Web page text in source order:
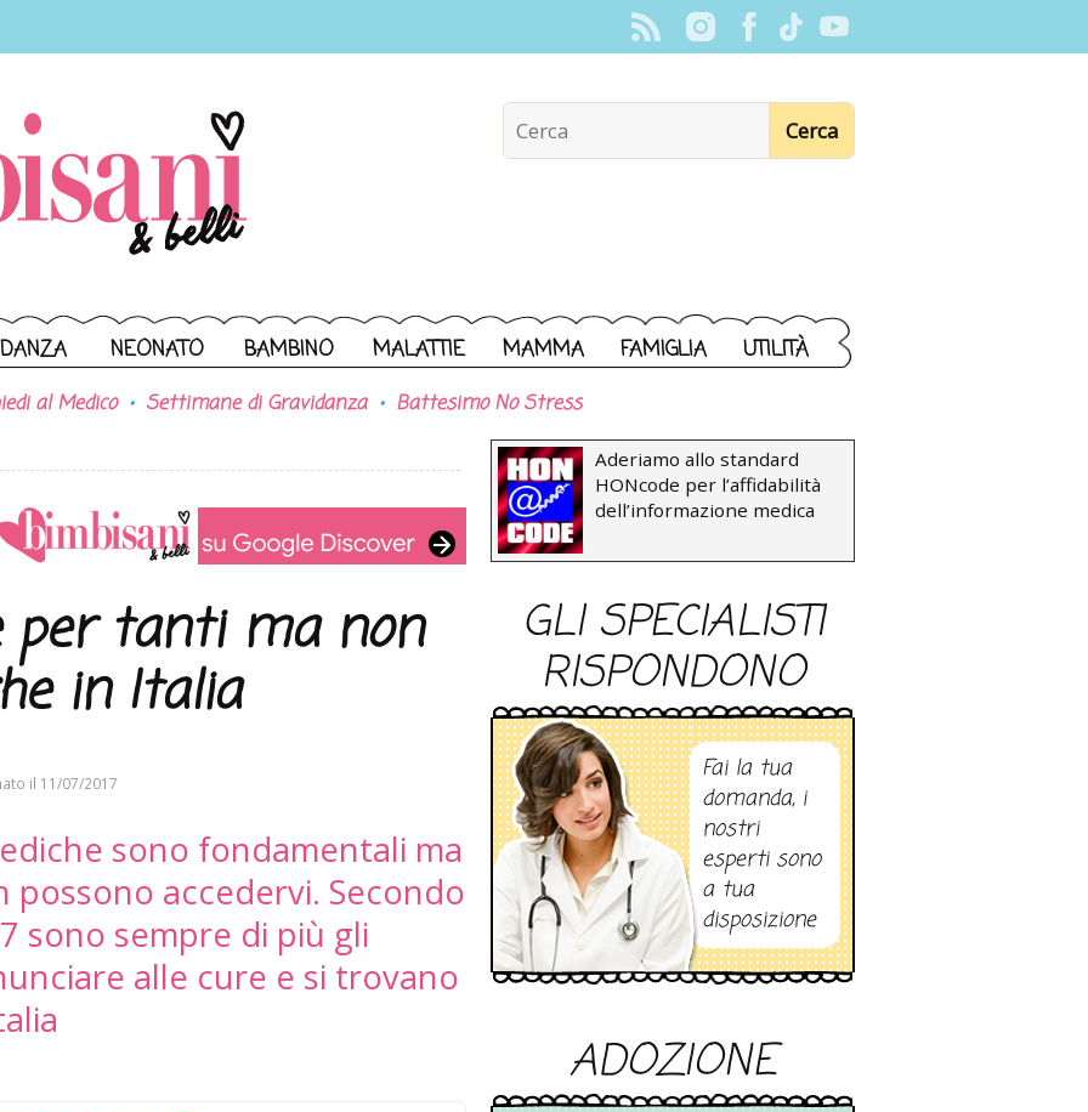
NEONATO BAMBINO MALATTIE MAMMA FAMIGLIA UTILITÀ
al Medico Settimane di Gravidanza Battesimo No Stress
per tanti ma non
in Italia
il 11/07/2017
sono fondamentali ma
accedervi. Secondo
sono sempre di più gli
alle cure e si trovano
Aderiamo allo standard
HONcode per l’affidabilità
dell’informazione medica
GLI SPECIALISTI
RISPONDONO
Fai la tua
domanda, i
nostri
esperti sono
a tua
disposizione
ADOZIONE